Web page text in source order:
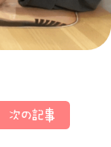
次の記事